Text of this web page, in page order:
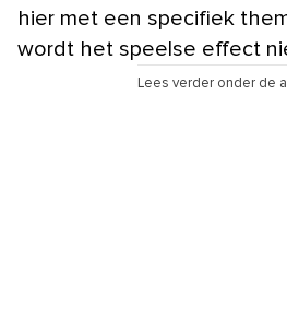
hier met een specifiek
wordt het speelse effect
Lees verder onder de